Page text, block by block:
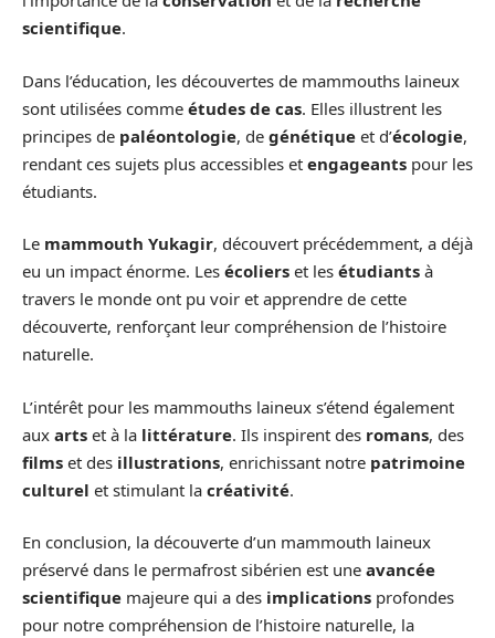
scientifique.
Dans l’éducation, les découvertes de mammouths laineux
sont utilisées comme études de cas. Elles illustrent les
principes de paléontologie, de génétique et d’écologie,
rendant ces sujets plus accessibles et engageants pour les
étudiants.
Le mammouth Yukagir, découvert précédemment, a déjà
eu un impact énorme. Les écoliers et les étudiants à
travers le monde ont pu voir et apprendre de cette
découverte, renforçant leur compréhension de l’histoire
naturelle.
L’intérêt pour les mammouths laineux s’étend également
aux arts et à la littérature. Ils inspirent des romans, des
films et des illustrations, enrichissant notre patrimoine
culturel et stimulant la créativité.
En conclusion, la découverte d’un mammouth laineux
préservé dans le permafrost sibérien est une avancée
scientifique majeure qui a des implications profondes
pour notre compréhension de l’histoire naturelle, la